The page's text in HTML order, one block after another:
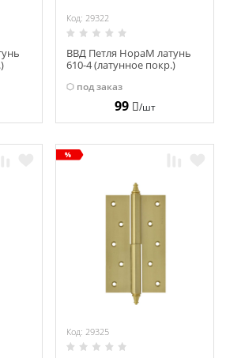
Код: 29322
ВВД Петля НораМ латунь
610-4 (латунное покр.)
под заказ
99 /шт
Код: 29325